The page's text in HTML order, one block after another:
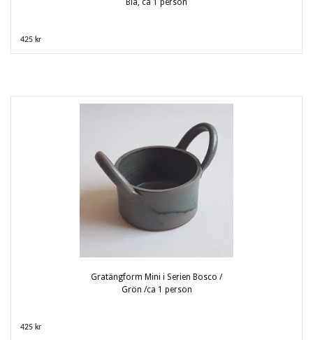
Blå, ca 1 person
425 kr
Gratängform Mini i Serien Bosco /
Grön /ca 1 person
425 kr